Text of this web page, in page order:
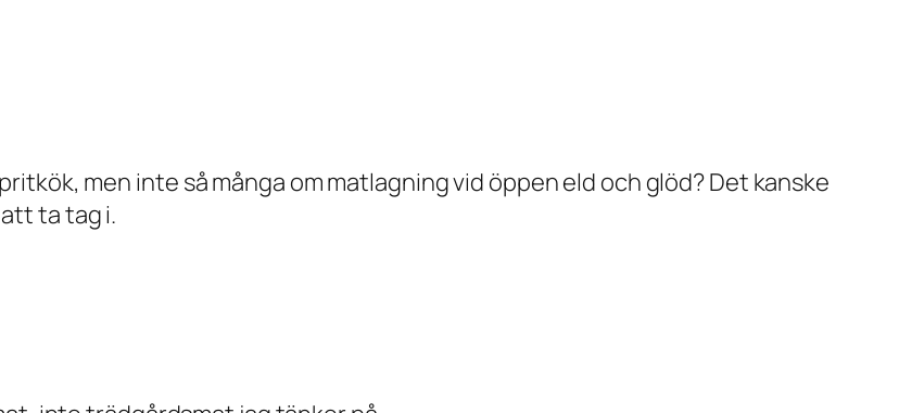
men inte så många om matlagning vid öppen eld och glöd? Det kanske
ta tag i.